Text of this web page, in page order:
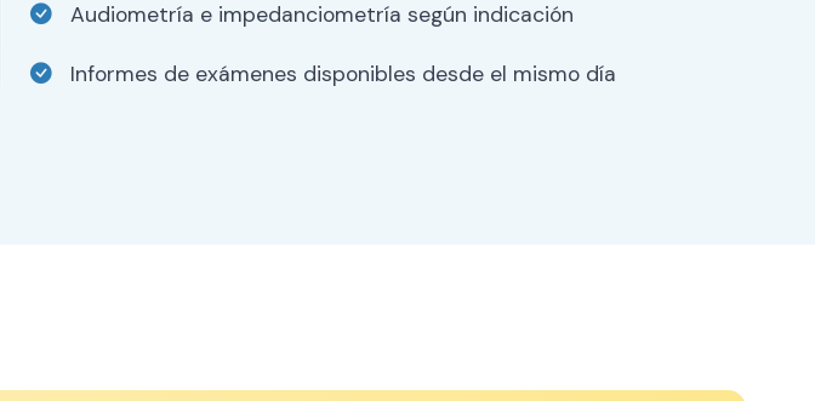
Audiometría e impedanciometría según indicación
Informes de exámenes disponibles desde el mismo día